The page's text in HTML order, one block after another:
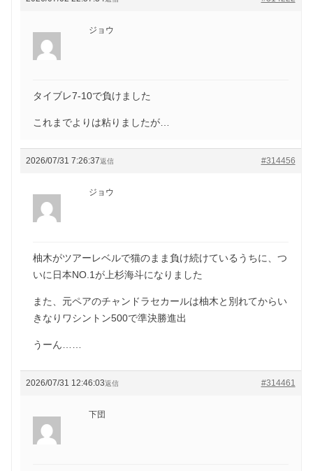
ジョウ
タイブレ7-10で負けました
これまでよりは粘りましたが…
2026/07/31 7:26:37 #314456
返信
ジョウ
柚木がツアーレベルで猫のまま負け続けているうちに、つ
いに日本NO.1が上杉海斗になりました
また、元ペアのチャンドラセカールは柚木と別れてからい
きなりワシントン500で準決勝進出
うーん……
2026/07/31 12:46:03 #314461
返信
下団